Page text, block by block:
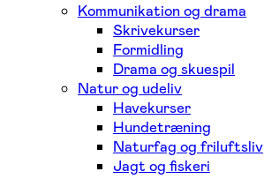
Kommunikation og drama
Skrivekurser
Formidling
Drama og skuespil
Natur og udeliv
Havekurser
Hundetræning
Naturfag og friluftsliv
Jagt og fiskeri